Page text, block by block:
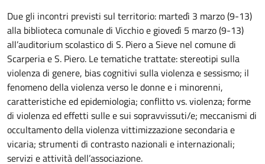
Due gli incontri previsti sul territorio: martedì 3 marzo (9-13)
alla biblioteca comunale di Vicchio e giovedì 5 marzo (9-13)
all’auditorium scolastico di S. Piero a Sieve nel comune di
Scarperia e S. Piero. Le tematiche trattate: stereotipi sulla
violenza di genere, bias cognitivi sulla violenza e sessismo; il
fenomeno della violenza verso le donne e i minorenni,
caratteristiche ed epidemiologia; conflitto vs. violenza; forme
di violenza ed effetti sulle e sui sopravvissuti/e; meccanismi di
occultamento della violenza vittimizzazione secondaria e
vicaria; strumenti di contrasto nazionali e internazionali;
servizi e attività dell’associazione.